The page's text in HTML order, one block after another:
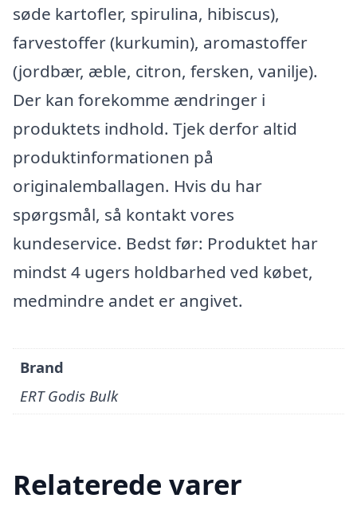
søde kartofler, spirulina, hibiscus),
farvestoffer (kurkumin), aromastoffer
(jordbær, æble, citron, fersken, vanilje).
Der kan forekomme ændringer i
produktets indhold. Tjek derfor altid
produktinformationen på
originalemballagen. Hvis du har
spørgsmål, så kontakt vores
kundeservice. Bedst før: Produktet har
mindst 4 ugers holdbarhed ved købet,
medmindre andet er angivet.
Brand
ERT Godis Bulk
Relaterede varer